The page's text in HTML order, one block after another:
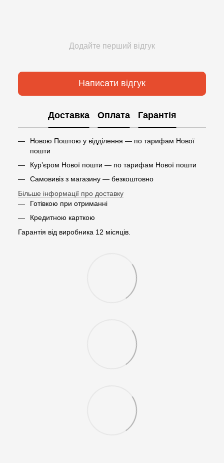
Додайте перший відгук
Написати відгук
Доставка Оплата Гарантія
Новою Поштою у відділення — по тарифам Нової
пошти
Кур’єром Нової пошти — по тарифам Нової пошти
Самовивіз з магазину — безкоштовно
Більше інформації про доставку
Готівкою при отриманні
Кредитною карткою
Гарантія від виробника 12 місяців.